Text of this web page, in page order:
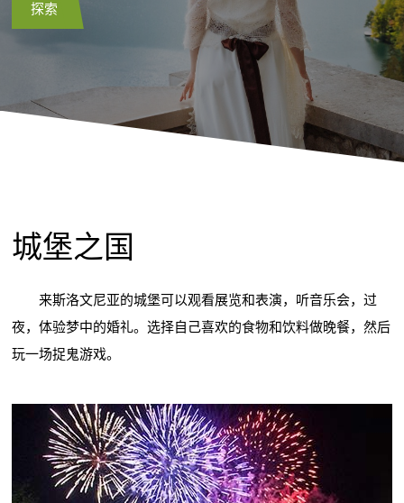
探索
城堡之国
来斯洛文尼亚的城堡可以观看展览和表演，听音乐会，过
夜，体验梦中的婚礼。选择自己喜欢的食物和饮料做晚餐，然后
玩一场捉鬼游戏。